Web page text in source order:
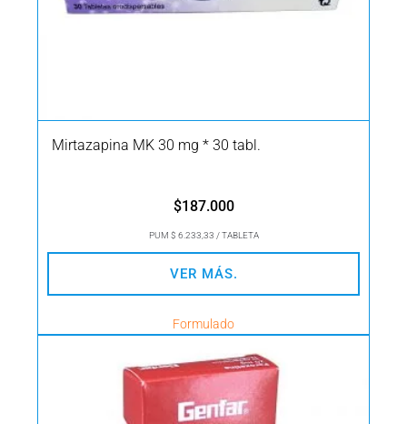
Mirtazapina MK 30 mg * 30 tabl.
$187.000
PUM $ 6.233,33 / TABLETA
VER MÁS.
Formulado